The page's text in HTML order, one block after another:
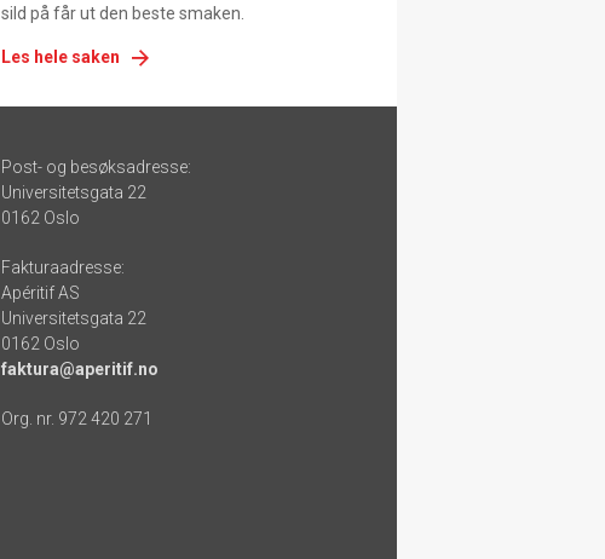
sild på får ut den beste smaken.
Les hele saken
Post- og besøksadresse:
Universitetsgata 22
0162 Oslo
Fakturaadresse:
Apéritif AS
Universitetsgata 22
0162 Oslo
faktura@aperitif.no
Org. nr. 972 420 271